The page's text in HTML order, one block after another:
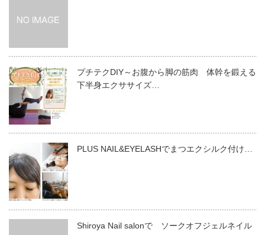
プチテクDIY～お腹から脚の筋肉 体幹を鍛える
下半身エクササイズ…
PLUS NAIL&EYELASHでまつエクシルク付け…
Shiroya Nail salonで ソークオフジェルネイル